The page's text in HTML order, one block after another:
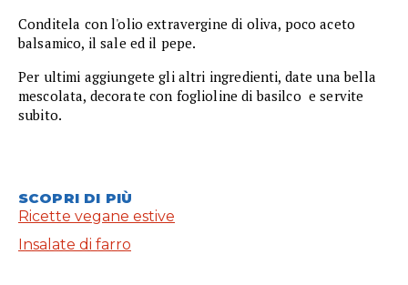
Conditela con l'olio extravergine di oliva, poco aceto
balsamico, il sale ed il pepe.
Per ultimi aggiungete gli altri ingredienti, date una bella
mescolata, decorate con foglioline di basilco e servite
subito.
SCOPRI DI PIÙ
Ricette vegane estive
Insalate di farro